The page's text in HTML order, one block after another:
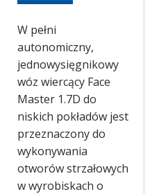
W pełni
autonomiczny,
jednowysięgnikowy
wóz wiercący Face
Master 1.7D do
niskich pokładów jest
przeznaczony do
wykonywania
otworów strzałowych
w wyrobiskach o